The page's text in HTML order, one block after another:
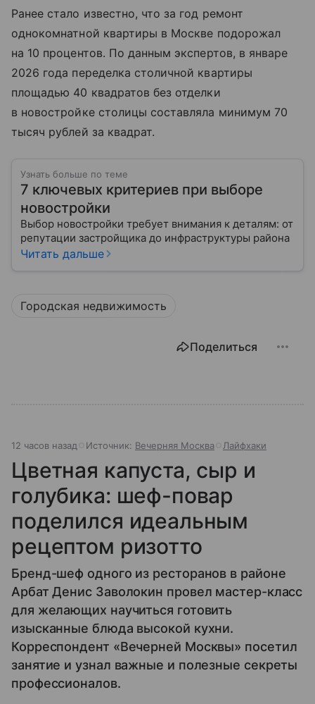
Ранее стало известно, что за год ремонт
однокомнатной квартиры в Москве подорожал
на 10 процентов. По данным экспертов, в январе
2026 года переделка столичной квартиры
площадью 40 квадратов без отделки
в новостройке столицы составляла минимум 70
тысяч рублей за квадрат.
Узнать больше по теме
7 ключевых критериев при выборе
новостройки
Выбор новостройки требует внимания к деталям: от
репутации застройщика до инфраструктуры района
Читать дальше
Городская недвижимость
Поделиться
12 часов назад Источник: Вечерняя Москва Лайфхаки
Цветная капуста, сыр и
голубика: шеф-повар
поделился идеальным
рецептом ризотто
Бренд-шеф одного из ресторанов в районе
Арбат Денис Заволокин провел мастер-класс
для желающих научиться готовить
изысканные блюда высокой кухни.
Корреспондент «Вечерней Москвы» посетил
занятие и узнал важные и полезные секреты
профессионалов.